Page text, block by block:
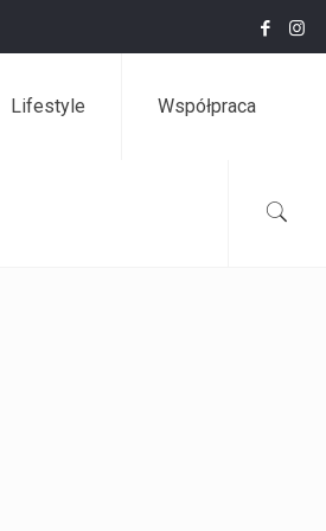
Lifestyle Współpraca